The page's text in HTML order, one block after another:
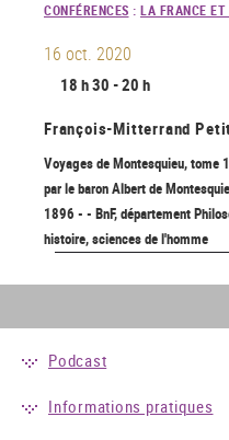
CONFÉRENCES : LA FRANCE
16 oct. 2020
18 h 30 - 20 h
François-Mitterrand
Voyages de Montesquieu, tome
par le baron Albert de
1896 - - BnF, département
histoire, sciences de l'homme
Podcast
Informations pratiques